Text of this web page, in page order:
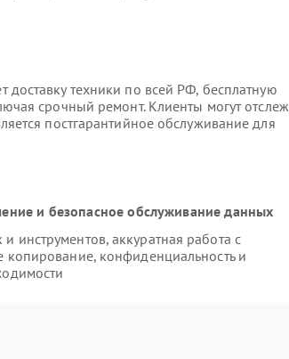
доставку техники по всей РФ, бесплатную
срочный ремонт. Клиенты могут
постгарантийное обслуживание для
и безопасное обслуживание данных
аккуратная работа с
конфиденциальность и